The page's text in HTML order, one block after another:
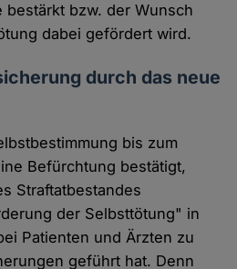
bzw. der Wunsch
dabei gefördert wird.
durch das neue
bis zum
Befürchtung bestätigt,
Straftatbestandes
der Selbsttötung" in
Patienten und Ärzten zu
geführt hat. Denn